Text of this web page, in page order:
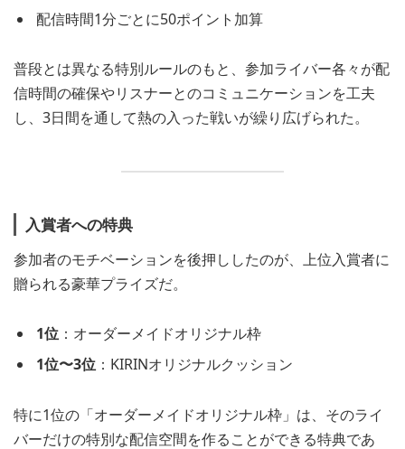
配信時間1分ごとに50ポイント加算
普段とは異なる特別ルールのもと、参加ライバー各々が配
信時間の確保やリスナーとのコミュニケーションを工夫
し、3日間を通して熱の入った戦いが繰り広げられた。
入賞者への特典
参加者のモチベーションを後押ししたのが、上位入賞者に
贈られる豪華プライズだ。
1位 ：オーダーメイドオリジナル枠
1位〜3位 ：KIRINオリジナルクッション
特に1位の「オーダーメイドオリジナル枠」は、そのライ
バーだけの特別な配信空間を作ることができる特典であ